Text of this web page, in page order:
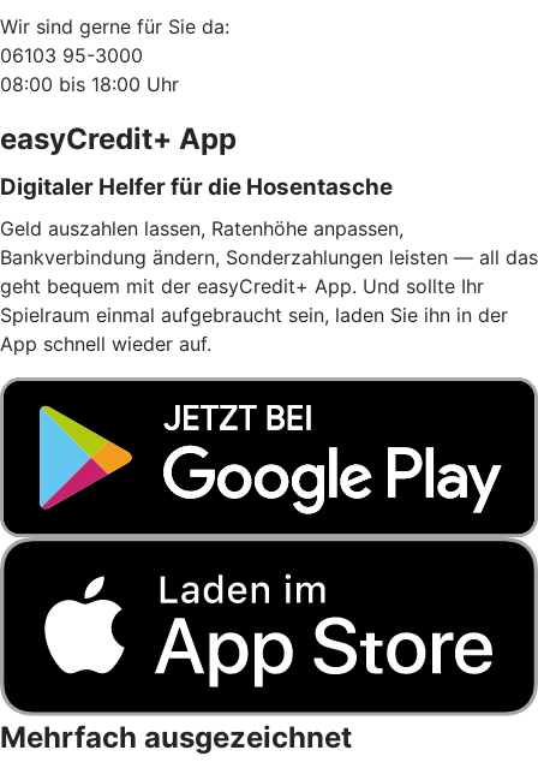
Wir sind gerne für Sie da:
06103 95-3000
08:00 bis 18:00 Uhr
easyCredit+ App
Digitaler Helfer für die Hosentasche
Geld auszahlen lassen, Ratenhöhe anpassen,
Bankverbindung ändern, Sonderzahlungen leisten — all das
geht bequem mit der easyCredit+ App. Und sollte Ihr
Spielraum einmal aufgebraucht sein, laden Sie ihn in der
App schnell wieder auf.
Mehrfach ausgezeichnet